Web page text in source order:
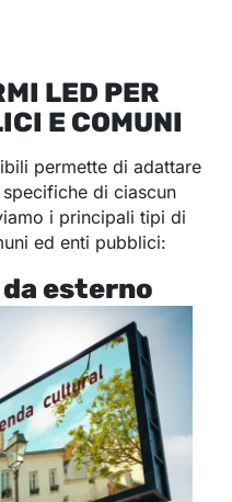
LED PER
E COMUNI
permette di adattare
di ciascun
i principali tipi di
ed enti pubblici:
esterno